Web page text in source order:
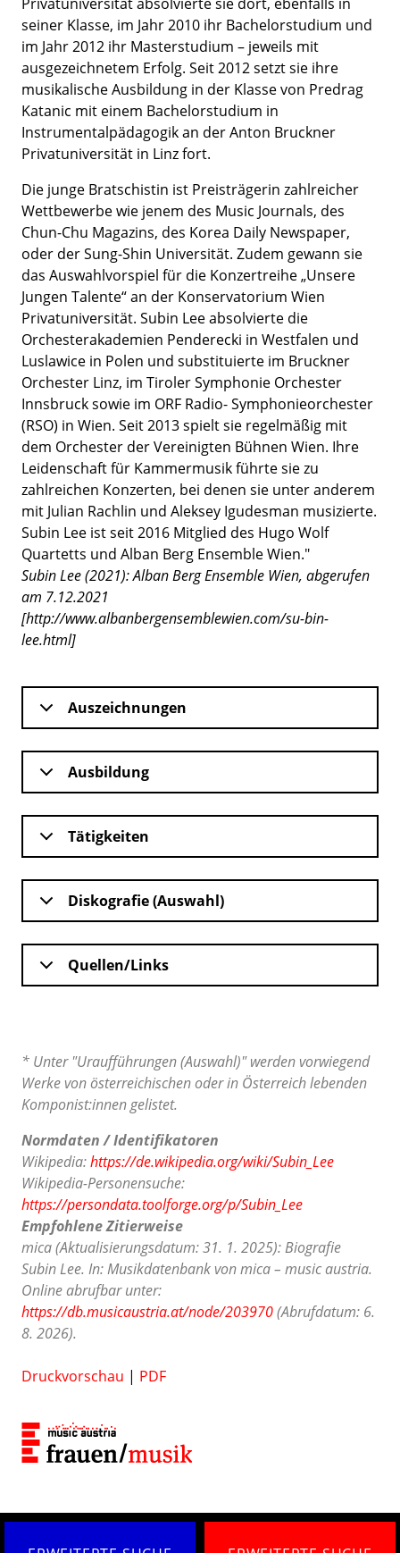
seiner Klasse, im Jahr 2010 ihr Bachelorstudium und
im Jahr 2012 ihr Masterstudium – jeweils mit
ausgezeichnetem Erfolg. Seit 2012 setzt sie ihre
musikalische Ausbildung in der Klasse von Predrag
Katanic mit einem Bachelorstudium in
Instrumentalpädagogik an der Anton Bruckner
Privatuniversität in Linz fort.
Die junge Bratschistin ist Preisträgerin zahlreicher
Wettbewerbe wie jenem des Music Journals, des
Chun-Chu Magazins, des Korea Daily Newspaper,
oder der Sung-Shin Universität. Zudem gewann sie
das Auswahlvorspiel für die Konzertreihe „Unsere
Jungen Talente“ an der Konservatorium Wien
Privatuniversität. Subin Lee absolvierte die
Orchesterakademien Penderecki in Westfalen und
Luslawice in Polen und substituierte im Bruckner
Orchester Linz, im Tiroler Symphonie Orchester
Innsbruck sowie im ORF Radio- Symphonieorchester
(RSO) in Wien. Seit 2013 spielt sie regelmäßig mit
dem Orchester der Vereinigten Bühnen Wien. Ihre
Leidenschaft für Kammermusik führte sie zu
zahlreichen Konzerten, bei denen sie unter anderem
mit Julian Rachlin und Aleksey Igudesman musizierte.
Subin Lee ist seit 2016 Mitglied des Hugo Wolf
Quartetts und Alban Berg Ensemble Wien."
Subin Lee (2021): Alban Berg Ensemble Wien, abgerufen
am 7.12.2021
[http://www.albanbergensemblewien.com/su-bin-
lee.html]
Auszeichnungen
Ausbildung
Tätigkeiten
Diskografie (Auswahl)
Quellen/Links
* Unter "Uraufführungen (Auswahl)" werden vorwiegend
Werke von österreichischen oder in Österreich lebenden
Komponist:innen gelistet.
Normdaten / Identifikatoren
Wikipedia:https://de.wikipedia.org/wiki/Subin_Lee
Wikipedia-Personensuche:
https://persondata.toolforge.org/p/Subin_Lee
Empfohlene Zitierweise
mica (Aktualisierungsdatum: 31. 1. 2025): Biografie
Subin Lee. In: Musikdatenbank von mica – music austria.
Online abrufbar unter:
https://db.musicaustria.at/node/203970(Abrufdatum: 6.
8. 2026).
Druckvorschau | PDF